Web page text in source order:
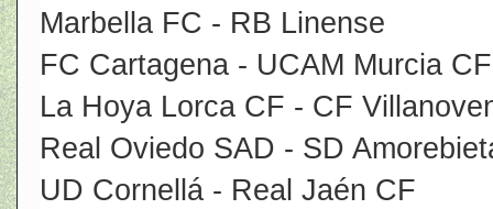
Marbella FC - RB Linense
FC Cartagena - UCAM Murcia CF
La Hoya Lorca CF - CF
Real Oviedo SAD - SD
UD Cornellá - Real Jaén CF